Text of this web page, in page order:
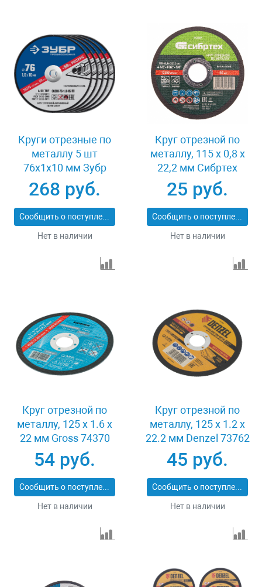
Круги отрезные по
металлу 5 шт
76x1x10 мм Зубр
36200-76-1.0-H5_z03
268 руб.
Сообщить о поступлении
Нет в наличии
Круг отрезной по
металлу, 115 х 0,8 х
22,2 мм Сибртех
743307
25 руб.
Сообщить о поступлении
Нет в наличии
Круг отрезной по
металлу, 125 х 1.6 х
22 мм Gross 74370
54 руб.
Сообщить о поступлении
Нет в наличии
Круг отрезной по
металлу, 125 х 1.2 х
22.2 мм Denzel 73762
45 руб.
Сообщить о поступлении
Нет в наличии